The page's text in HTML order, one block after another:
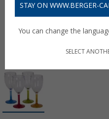
STAY ON WWW.BERGER-
You can change the
SELECT